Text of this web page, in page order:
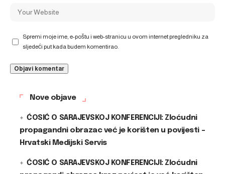
Spremi moje ime, e-poštu i web-stranicu u ovom internet pregledniku za
sljedeći put kada budem komentirao.
Nove objave
ĆOSIĆ O SARAJEVSKOJ KONFERENCIJI: Zloćudni
propagandni obrazac već je korišten u povijesti –
Hrvatski Medijski Servis
ĆOSIĆ O SARAJEVSKOJ KONFERENCIJI: Zloćudni